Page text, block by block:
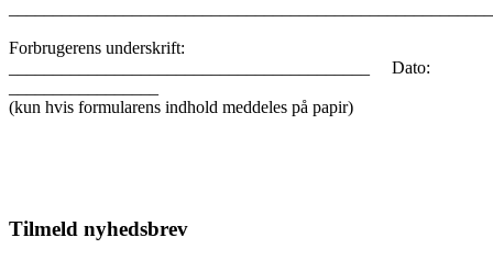
Forbrugerens underskrift:
_________________________________________ Dato:
(kun hvis formularens indhold meddeles på papir)
Tilmeld nyhedsbrev